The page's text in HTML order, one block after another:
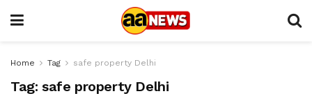
Home Tag safe property Delhi
Tag: safe property Delhi